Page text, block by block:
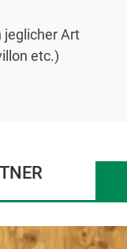
jeglicher Art
etc.)